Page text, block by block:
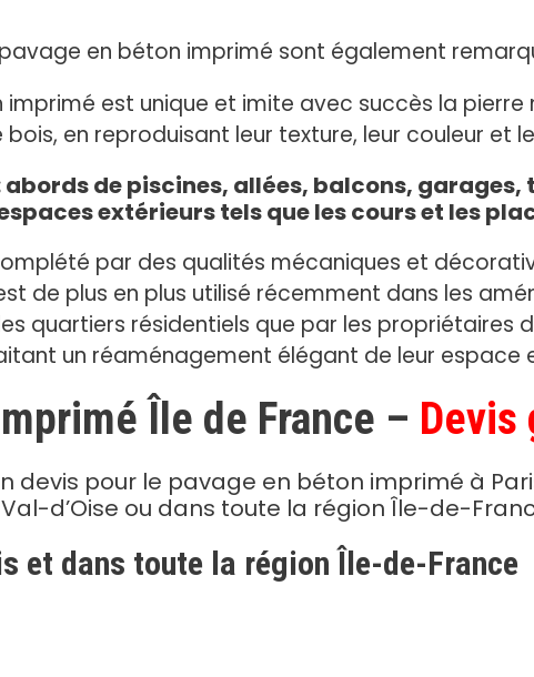
en béton imprimé sont également
est unique et imite avec succès la pierre
en reproduisant leur texture, leur couleur et
de piscines, allées, balcons,
extérieurs tels que les cours et les
par des qualités mécaniques et
de plus en plus utilisé récemment dans les
quartiers résidentiels que par les propriétaires
un réaménagement élégant de leur espace
Île de France – Devis
devis pour le pavage en béton imprimé à
Val-d’Oise ou dans toute la région Île-de-
et dans toute la région Île-de-France